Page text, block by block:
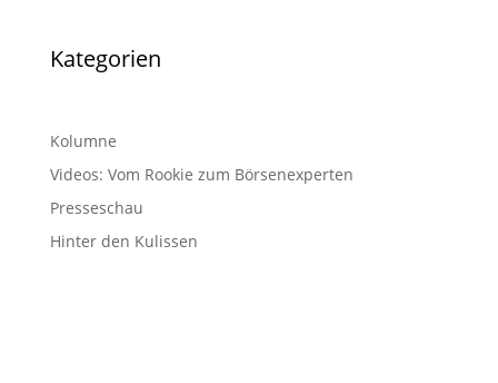
Kategorien
Kolumne
Videos: Vom Rookie zum Börsenexperten
Presseschau
Hinter den Kulissen